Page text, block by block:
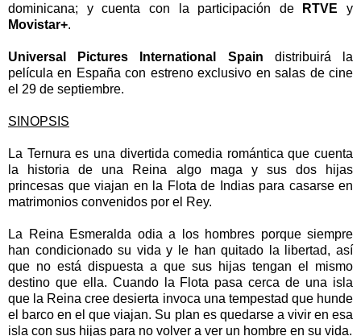
dominicana; y cuenta con la participación de
RTVE y
Movistar+.
Universal Pictures International Spain distribuirá la
película en España con estreno exclusivo en salas de cine
el 29 de septiembre.
SINOPSIS
La Ternura es una divertida comedia romántica que cuenta
la historia de una Reina algo maga y sus dos hijas
princesas que viajan en la Flota de Indias para casarse en
matrimonios convenidos por el Rey.
La Reina Esmeralda odia a los hombres porque siempre
han condicionado su vida y le han quitado la libertad, así
que no está dispuesta a que sus hijas tengan el mismo
destino que ella. Cuando la Flota pasa cerca de una isla
que la Reina cree desierta invoca una tempestad que hunde
el barco en el que viajan. Su plan es quedarse a vivir en esa
isla con sus hijas para no volver a ver un hombre en su vida.